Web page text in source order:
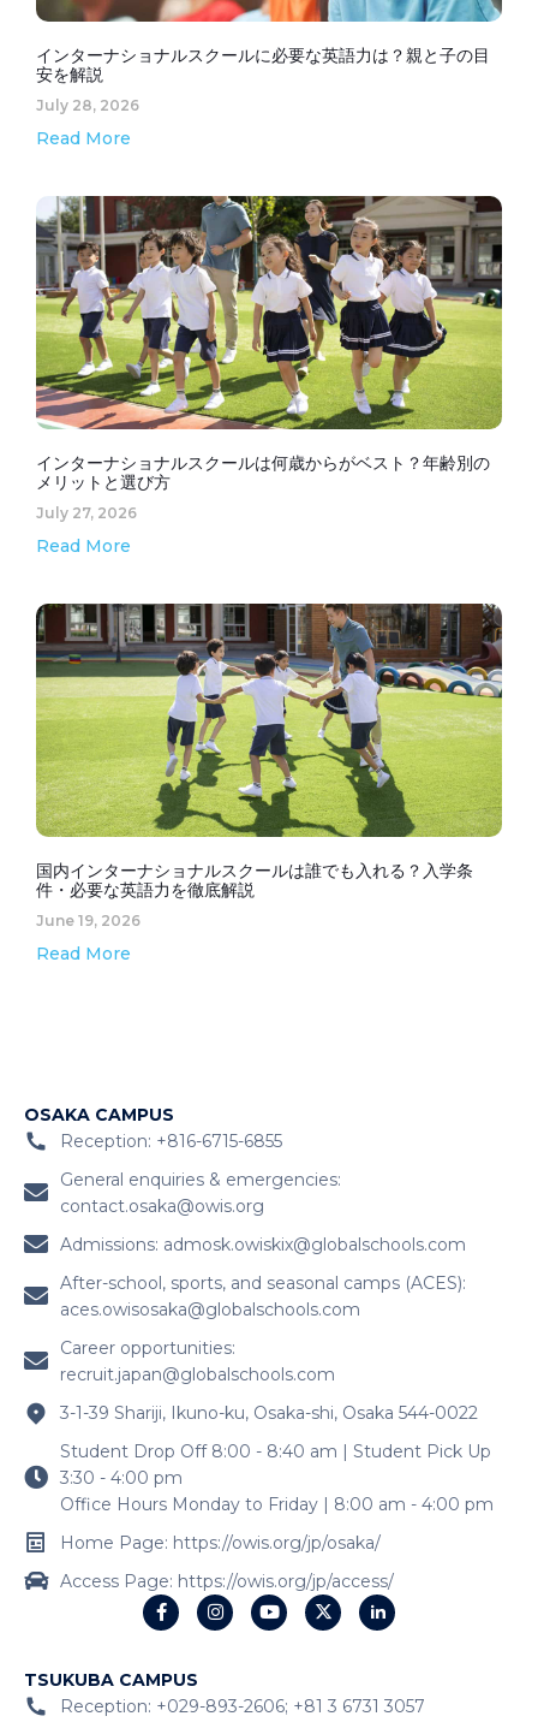
インターナショナルスクールに必要な英語力は？親と子の目
安を解説
July 28, 2026
Read More
インターナショナルスクールは何歳からがベスト？年齢別の
メリットと選び方
July 27, 2026
Read More
国内インターナショナルスクールは誰でも入れる？入学条
件・必要な英語力を徹底解説
June 19, 2026
Read More
OSAKA CAMPUS
Reception: +816-6715-6855
General enquiries & emergencies:
contact.osaka@owis.org
Admissions: admosk.owiskix@globalschools.com
After-school, sports, and seasonal camps (ACES):
aces.owisosaka@globalschools.com
Career opportunities:
recruit.japan@globalschools.com
3-1-39 Shariji, Ikuno-ku, Osaka-shi, Osaka 544-0022
Student Drop Off 8:00 - 8:40 am | Student Pick Up
3:30 - 4:00 pm
Office Hours Monday to Friday | 8:00 am - 4:00 pm
Home Page: https://owis.org/jp/osaka/
Access Page: https://owis.org/jp/access/
TSUKUBA CAMPUS
Reception: +029-893-2606; +81 3 6731 3057